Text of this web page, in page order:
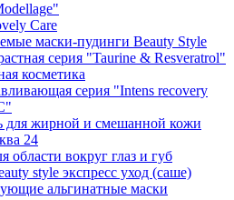
Care
маски-пудинги Beauty Style
серия "Taurine & Resveratrol"
косметика
серия "Intens recovery
для жирной и смешанной кожи
24
области вокруг глаз и губ
style экспресс уход (саше)
альгинатные маски